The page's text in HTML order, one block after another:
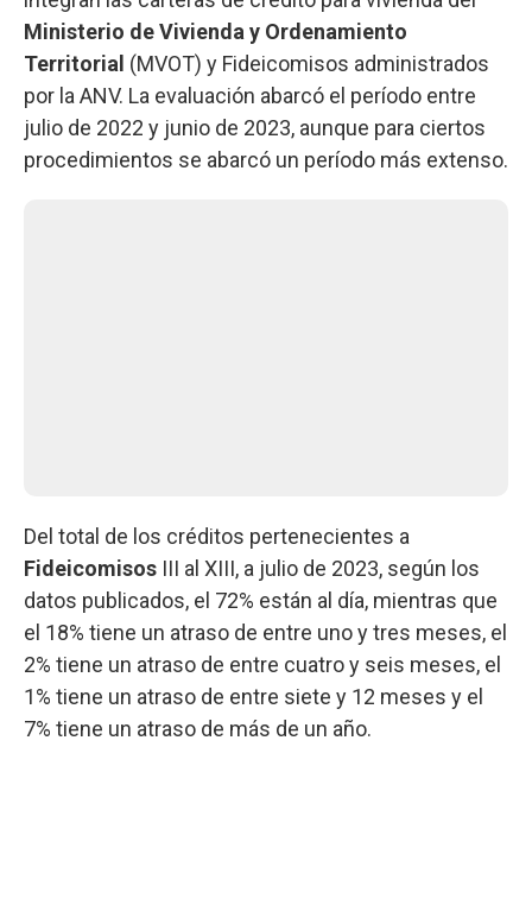
Ministerio de Vivienda y Ordenamiento
Territorial (MVOT) y Fideicomisos administrados
por la ANV. La evaluación abarcó el período entre
julio de 2022 y junio de 2023, aunque para ciertos
procedimientos se abarcó un período más extenso.
Del total de los créditos pertenecientes a
Fideicomisos III al XIII, a julio de 2023, según los
datos publicados, el 72% están al día, mientras que
el 18% tiene un atraso de entre uno y tres meses, el
2% tiene un atraso de entre cuatro y seis meses, el
1% tiene un atraso de entre siete y 12 meses y el
7% tiene un atraso de más de un año.